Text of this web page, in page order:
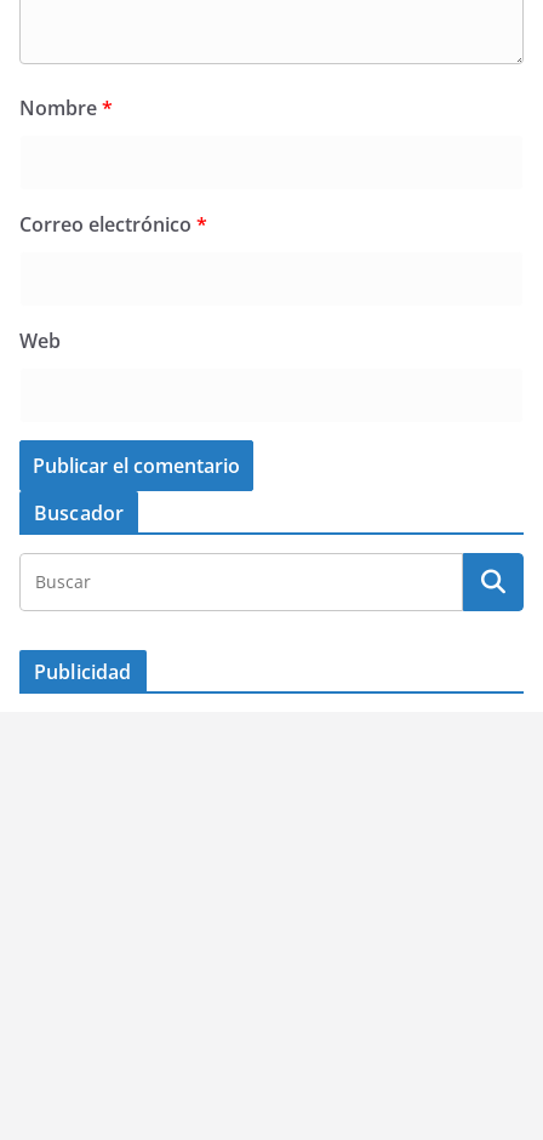
Nombre*
Correo electrónico *
Web
Buscador
Publicidad